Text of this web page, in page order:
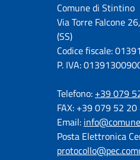
Comune di Stintino
Via Torre Falcone
(SS)
Codice fiscale:
P. IVA:
Telefono: +39 079
FAX: +39 079 52
Email:
Posta Elettronica